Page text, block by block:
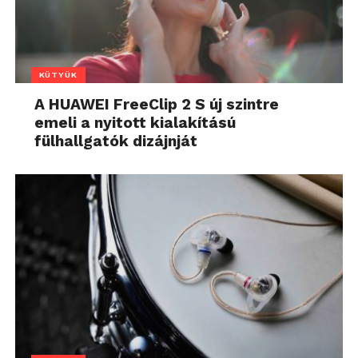
Az én kedvencem a praktikus felület, ahol nemcsak
az óráról, a percről és a másodpercről kapok képet,
de kiírja az időjárást, a hőmérsékletet és az
akkumulátor százalékát is. Az, hogy ezek milyen
KÜTYÜK
A HUAWEI FreeClip 2 S új szintre
emeli a nyitott kialakítású
fülhallgatók dizájnját